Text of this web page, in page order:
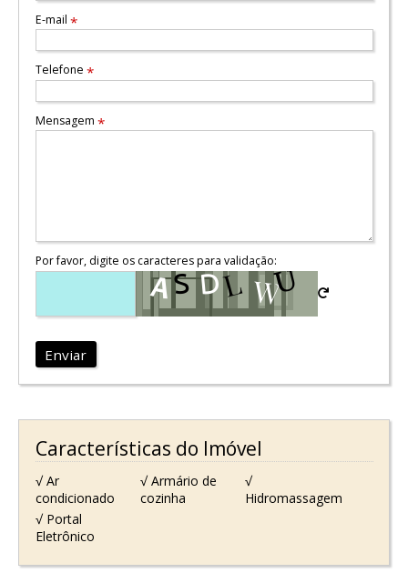
E-mail *
Telefone *
Mensagem *
Por favor, digite os caracteres para validação:
Enviar
Características do Imóvel
√ Ar
condicionado
√ Armário de
cozinha
√
Hidromassagem
√ Portal
Eletrônico